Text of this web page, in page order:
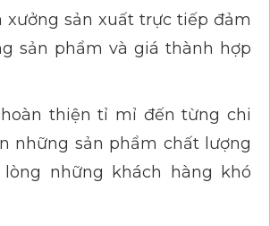
xưởng sản xuất trực tiếp đảm
sản phẩm và giá thành hợp
thiện tỉ mỉ đến từng chi
những sản phẩm chất lượng
lòng những khách hàng khó